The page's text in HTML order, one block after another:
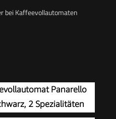
bei Kaffeevollautomaten
Panarello
2 Spezialitäten